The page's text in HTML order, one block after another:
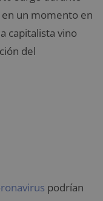
en un momento en
capitalista vino
del
podrían